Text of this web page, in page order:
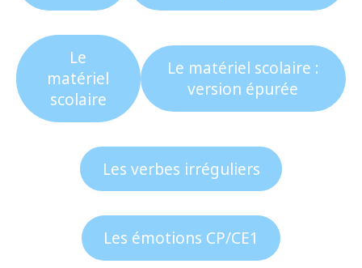
Le
matériel
scolaire
Le matériel scolaire :
version épurée
Les verbes irréguliers
Les émotions CP/CE1